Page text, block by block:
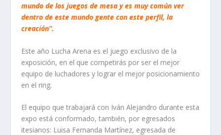
mundo de los juegos de mesa y es muy común ver
dentro de este mundo gente con este perfil, la
creación”.
Este año Lucha Arena es el juego exclusivo de la
exposición, en el que competirás por ser el mejor
equipo de luchadores y lograr el mejor posicionamiento
en el ring.
El equipo que trabajará con Iván Alejandro durante esta
expo está conformado, también, por egresados
itesianos: Luisa Fernanda Martínez, egresada de